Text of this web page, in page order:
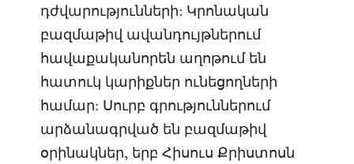
դժվարությունների: Կրոնական
բազմաթիվ ավանդույթներում
հավաքականորեն աղոթում են
հատուկ կարիքներ ունեցողների
համար: Սուրբ գրություններում
արձանագրված են բազմաթիվ
օրինակներ, երբ Հիսուս Քրիստոսն